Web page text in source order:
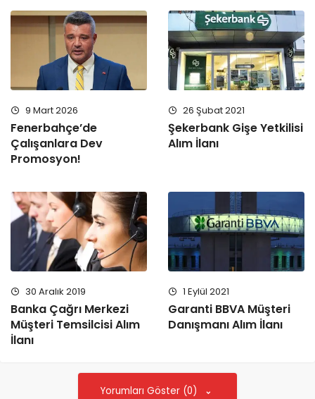
9 Mart 2026
Fenerbahçe’de
Çalışanlara Dev
Promosyon!
26 Şubat 2021
Şekerbank Gişe Yetkilisi
Alım İlanı
30 Aralık 2019
Banka Çağrı Merkezi
Müşteri Temsilcisi Alım
İlanı
1 Eylül 2021
Garanti BBVA Müşteri
Danışmanı Alım İlanı
Yorumları Göster (0)